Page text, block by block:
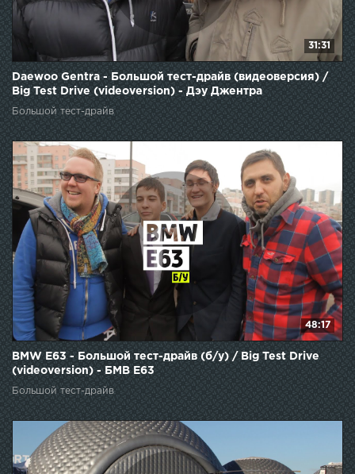
31:31
Daewoo Gentra - Большой тест-драйв (видеоверсия) /
Big Test Drive (videoversion) - Дэу Джентра
Большой тест-драйв
48:17
BMW E63 - Большой тест-драйв (б/у) / Big Test Drive
(videoversion) - БМВ Е63
Большой тест-драйв